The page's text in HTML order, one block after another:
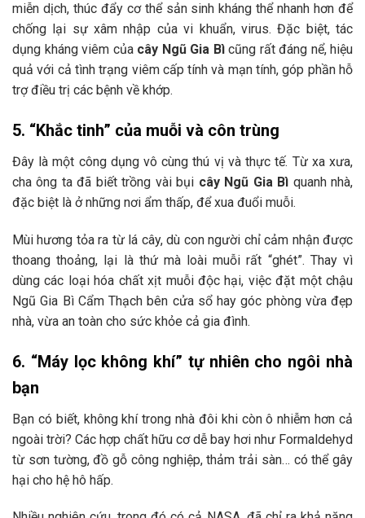
miễn dịch, thúc đẩy cơ thể sản sinh kháng thể nhanh hơn để
chống lại sự xâm nhập của vi khuẩn, virus. Đặc biệt, tác
dụng kháng viêm của cây Ngũ Gia Bìcũng rất đáng nể, hiệu
quả với cả tình trạng viêm cấp tính và mạn tính, góp phần hỗ
trợ điều trị các bệnh về khớp.
5. “Khắc tinh” của muỗi và côn trùng
Đây là một công dụng vô cùng thú vị và thực tế. Từ xa xưa,
cha ông ta đã biết trồng vài bụi cây Ngũ Gia Bì quanh nhà,
đặc biệt là ở những nơi ẩm thấp, để xua đuổi muỗi.
Mùi hương tỏa ra từ lá cây, dù con người chỉ cảm nhận được
thoang thoảng, lại là thứ mà loài muỗi rất “ghét”. Thay vì
dùng các loại hóa chất xịt muỗi độc hại, việc đặt một chậu
Ngũ Gia Bì Cẩm Thạch bên cửa sổ hay góc phòng vừa đẹp
nhà, vừa an toàn cho sức khỏe cả gia đình.
6. “Máy lọc không khí” tự nhiên cho ngôi nhà
bạn
Bạn có biết, không khí trong nhà đôi khi còn ô nhiễm hơn cả
ngoài trời? Các hợp chất hữu cơ dễ bay hơi như Formaldehyd
từ sơn tường, đồ gỗ công nghiệp, thảm trải sàn… có thể gây
hại cho hệ hô hấp.